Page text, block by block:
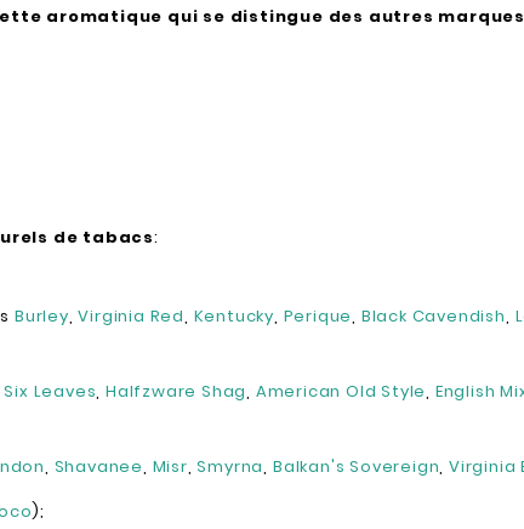
aromatique qui se distingue des autres
de tabacs:
Burley,Virginia Red, Kentucky, Perique, Black Cavendish,
Leaves,Halfzware Shag, American Old Style, English
, Shavanee, Misr, Smyrna, Balkan's Sovereign, Virginia
);